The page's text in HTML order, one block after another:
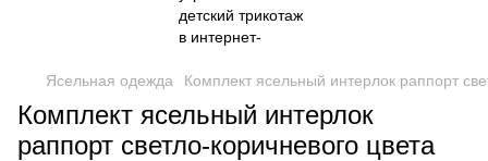
Ясельная одежда Комплект ясельный интерлок раппорт
Комплект ясельный интерлок
раппорт светло-коричневого цвета